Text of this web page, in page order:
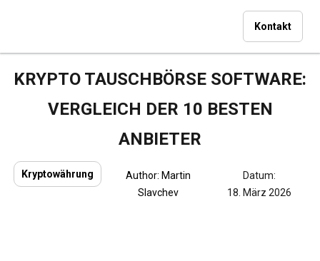
Kontakt
KRYPTO TAUSCHBÖRSE SOFTWARE:
VERGLEICH DER 10 BESTEN
ANBIETER
Kryptowährung Author: Martin
Slavchev
Datum:
18. März 2026